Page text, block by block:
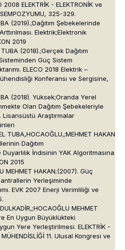
2008 ELEKTRİK - ELEKTRONİK ve
SEMPOZYUMU, 325-329.
(2019).;Dağıtım Şebekelerinde
Elektrik;Elektronik
2019
(2018).;Gerçek Dağıtım
Güç Sistem
ELECO 2018 Elektrik –
Konferansı ve Sergisine,
(2018). Yüksek;Oranda Yerel
Olan Dağıtım Şebekeleriyle
Lisansüstü Araştırmalar
TUBA,HOCAOĞLU,;MEHMET HAKAN
Dağıtım
İndisinin YAK Algoritmasına
2015
MEHMET HAKAN;(2007). Güç
Yerleşiminde
EVK 2007 Enerji Verimliliği ve
MEHMET
En Uygun Büyüklükteki
Yere Yerleştirilmesi. ELEKTRİK -
11. Ulusal Kongresi ve